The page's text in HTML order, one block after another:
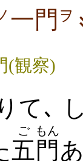
一門 ヲ
(観察)
て､
五
ご
門
もん